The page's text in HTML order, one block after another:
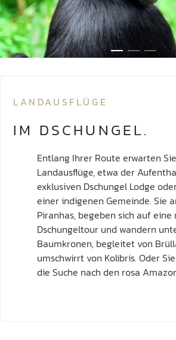
LANDAUSFLÜGE
IM DSCHUNGEL.
Entlang Ihrer Route erwarten
Landausflüge, etwa der
exklusiven Dschungel Lodge
einer indigenen Gemeinde. Sie
Piranhas, begeben sich auf eine
Dschungeltour und wandern
Baumkronen, begleitet von
umschwirrt von Kolibris. Oder
die Suche nach den rosa